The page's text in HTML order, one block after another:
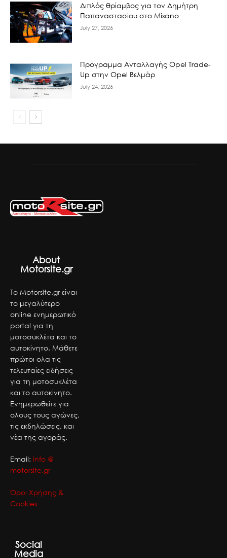
Διπλός θρίαμβος για τον Δημήτρη
Παπαναστασίου στο Misano
July 27, 2026
Πρόγραμμα Ανταλλαγής Opel Trade-
Up στην Opel Βελμάρ
July 24, 2026
About
Motorsite.gr
Το Motorsite.gr είναι
το μεγαλύτερο
online ενημερωτικό
portal για τη
μοτοσυκλέτα και το
αυτοκίνητο. Μάθετε
πρώτοι ολα τις
τελευταίες ειδήσεις
για τη μοτοσυκλέτα
και το αυτοκίνητο.
Ενημερωθείτε για
ολους τους αγώνες,
τις εκδηλώσεις, και
νέα της αγοράς.
Email: info @
motorsite.gr
Όροι Χρήσης &
Cookies
Social
Media